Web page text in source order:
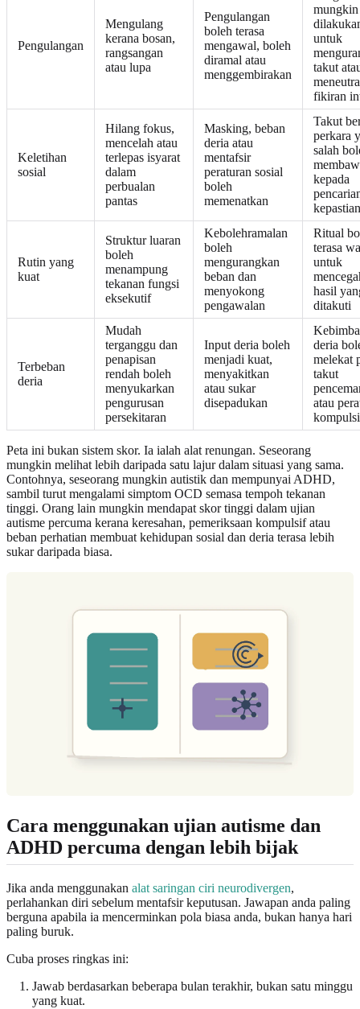
Pengulangan
Mengulang
kerana bosan,
rangsangan
atau lupa
Pengulangan
boleh terasa
mengawal, boleh
diramal atau
menggembirakan
mungkin
untuk
takut
fikiran
Keletihan
sosial
Hilang fokus,
mencelah atau
terlepas isyarat
dalam
perbualan
pantas
Masking, beban
deria atau
mentafsir
peraturan sosial
boleh
memenatkan
Takut
perkara
salah
kepada
kepastian
Rutin yang
kuat
Struktur luaran
boleh
menampung
tekanan fungsi
eksekutif
Kebolehramalan
boleh
mengurangkan
beban dan
menyokong
pengawalan
Ritual
terasa
untuk
hasil
ditakuti
Terbeban
deria
Mudah
terganggu dan
penapisan
rendah boleh
menyukarkan
pengurusan
persekitaran
Input deria boleh
menjadi kuat,
menyakitkan
atau sukar
disepadukan
deria
melekat
takut
atau
Peta ini bukan sistem skor. Ia ialah alat renungan. Seseorang
mungkin melihat lebih daripada satu lajur dalam situasi yang sama.
Contohnya, seseorang mungkin autistik dan mempunyai ADHD,
sambil turut mengalami simptom OCD semasa tempoh tekanan
tinggi. Orang lain mungkin mendapat skor tinggi dalam ujian
autisme percuma kerana keresahan, pemeriksaan kompulsif atau
beban perhatian membuat kehidupan sosial dan deria terasa lebih
sukar daripada biasa.
Cara menggunakan ujian autisme dan
ADHD percuma dengan lebih bijak
Jika anda menggunakan alat saringan ciri neurodivergen,
perlahankan diri sebelum mentafsir keputusan. Jawapan anda paling
berguna apabila ia mencerminkan pola biasa anda, bukan hanya hari
paling buruk.
Cuba proses ringkas ini:
Jawab berdasarkan beberapa bulan terakhir, bukan satu minggu
yang kuat.